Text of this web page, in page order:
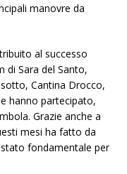
manovre da
al successo
di Sara del Santo,
Cantina Drocco,
hanno partecipato,
Grazie anche a
mesi ha fatto da
fondamentale per